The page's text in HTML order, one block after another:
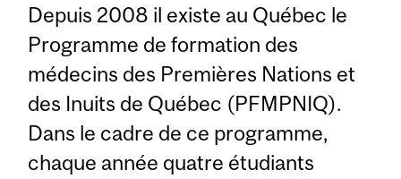
Depuis 2008 il existe au Québec le
Programme de formation des
médecins des Premières Nations et
des Inuits de Québec (PFMPNIQ).
Dans le cadre de ce programme,
chaque année quatre étudiants